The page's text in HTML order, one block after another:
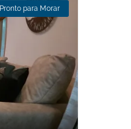
Pronto para Morar